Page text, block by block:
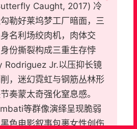
Caught, 2017) 冷
勒好莱坞梦工厂暗面，三
名利场绞肉机，肉体交
份撕裂构成三重生存悖
Rodriguez Jr.以压抑长镜
，迷幻霓虹与钢筋丛林形
奏蒙太奇强化窒息感。
等群像演绎呈现脆弱
色电影叙事包裹女性创伤